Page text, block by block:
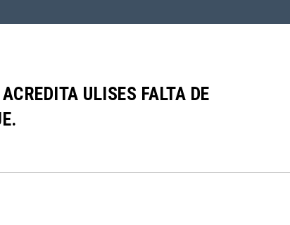
ULISES FALTA DE